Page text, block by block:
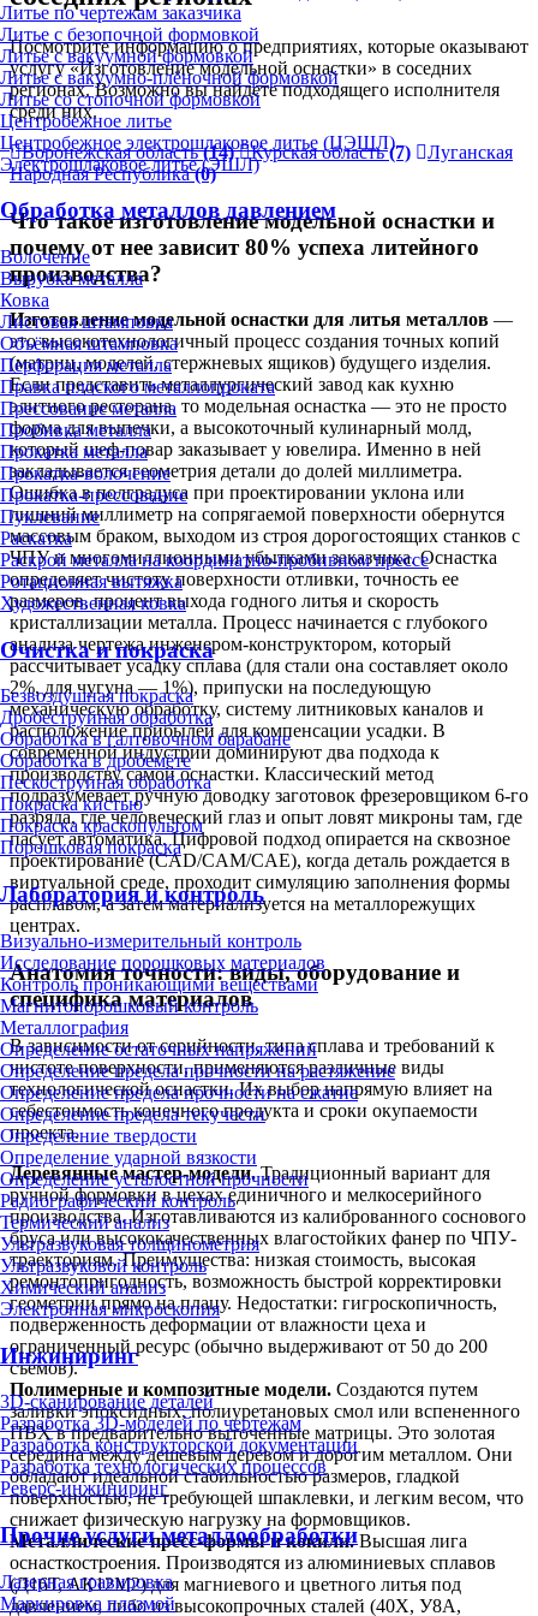
Литье по чертежам заказчика
Литье с безопочной формовкой
Литье с вакуумной формовкой
Литье с вакуумно-плёночной формовкой
Литье со стопочной формовкой
Центробежное литье
Центробежное электрошлаковое литье (ЦЭШЛ)
Электрошлаковое литье (ЭШЛ)
Обработка металлов давлением
Волочение
Вырубка металла
Ковка
Листовая штамповка
Объёмная штамповка
Перфорация металла
Правка плоского металлопроката
Прессование металла
Пробивка металла
Прокатка металла
Прокатка-волочение
Прокатка-прессование
Пуклевание
Раскатка
Раскрой металла на координатно-пробивном прессе
Ротационная вытяжка
Художественная ковка
Очистка и покраска
Безвоздушная покраска
Дробеструйная обработка
Обработка в галтовочном барабане
Обработка в дробемёте
Пескоструйная обработка
Покраска кистью
Покраска краскопультом
Порошковая покраска
Лаборатория и контроль
Визуально-измерительный контроль
Исследование порошковых материалов
Контроль проникающими веществами
Магнитопорошковый контроль
Металлография
Определение остаточных напряжений
Определение предела прочности на растяжение
Определение предела прочности на сжатие
Определение предела текучести
Определение твердости
Определение ударной вязкости
Определение усталостной прочности
Радиографический контроль
Термический анализ
Ультразвуковая толщинометрия
Ультразвуковой контроль
Химический анализ
Электронная микроскопия
Инжиниринг
3D-сканирование деталей
Разработка 3D-моделей по чертежам
Разработка конструкторской документации
Разработка технологических процессов
Реверс-инжиниринг
Прочие услуги металлообработки
Лазерная гравировка
Маркировка плазмой
Посмотрите информацию о предприятиях, которые оказывают
услугу «Изготовление модельной оснастки» в соседних
регионах. Возможно вы найдете подходящего исполнителя
среди них.
Воронежская область(14) Курская область(7)
Луганская
Народная Республика(0)
Что такое изготовление модельной оснастки и
почему от нее зависит 80% успеха литейного
производства?
Изготовление модельной оснастки для литья металлов —
это высокотехнологичный процесс создания точных копий
(матриц, моделей, стержневых ящиков) будущего изделия.
Если представить металлургический завод как кухню
элитного ресторана, то модельная оснастка — это не просто
форма для выпечки, а высокоточный кулинарный молд,
который шеф-повар заказывает у ювелира. Именно в ней
закладывается геометрия детали до долей миллиметра.
Ошибка в полградуса при проектировании уклона или
лишний миллиметр на сопрягаемой поверхности обернутся
массовым браком, выходом из строя дорогостоящих станков с
ЧПУ и многомиллионными убытками заказчика. Оснастка
определяет чистоту поверхности отливки, точность ее
размеров, процент выхода годного литья и скорость
кристаллизации металла. Процесс начинается с глубокого
анализа чертежа инженером-конструктором, который
рассчитывает усадку сплава (для стали она составляет около
2%, для чугуна — 1%), припуски на последующую
механическую обработку, систему литниковых каналов и
расположение прибылей для компенсации усадки. В
современной индустрии доминируют два подхода к
производству самой оснастки. Классический метод
подразумевает ручную доводку заготовок фрезеровщиком 6-го
разряда, где человеческий глаз и опыт ловят микроны там, где
пасует автоматика. Цифровой подход опирается на сквозное
проектирование (CAD/CAM/CAE), когда деталь рождается в
виртуальной среде, проходит симуляцию заполнения формы
расплавом, а затем материализуется на металлорежущих
центрах.
Анатомия точности: виды, оборудование и
специфика материалов
В зависимости от серийности, типа сплава и требований к
чистоте поверхности, применяются различные виды
технологической оснастки. Их выбор напрямую влияет на
себестоимость конечного продукта и сроки окупаемости
проекта.
Деревянные мастер-модели.Традиционный вариант для
ручной формовки в цехах единичного и мелкосерийного
производства. Изготавливаются из калиброванного соснового
бруса или высококачественных влагостойких фанер по ЧПУ-
траекториям. Преимущества: низкая стоимость, высокая
ремонтопригодность, возможность быстрой корректировки
геометрии прямо на плацу. Недостатки: гигроскопичность,
подверженность деформации от влажности цеха и
ограниченный ресурс (обычно выдерживают от 50 до 200
съемов).
Полимерные и композитные модели. Создаются путем
заливки эпоксидных, полиуретановых смол или вспененного
ПВХ в предварительно выточенные матрицы. Это золотая
середина между дешевым деревом и дорогим металлом. Они
обладают идеальной стабильностью размеров, гладкой
поверхностью, не требующей шпаклевки, и легким весом, что
снижает физическую нагрузку на формовщиков.
Металлические пресс-формы и кокили.Высшая лига
оснасткостроения. Производятся из алюминиевых сплавов
(Д16Т, АК12М2) для магниевого и цветного литья под
давлением, либо из высокопрочных сталей (40Х, У8А,